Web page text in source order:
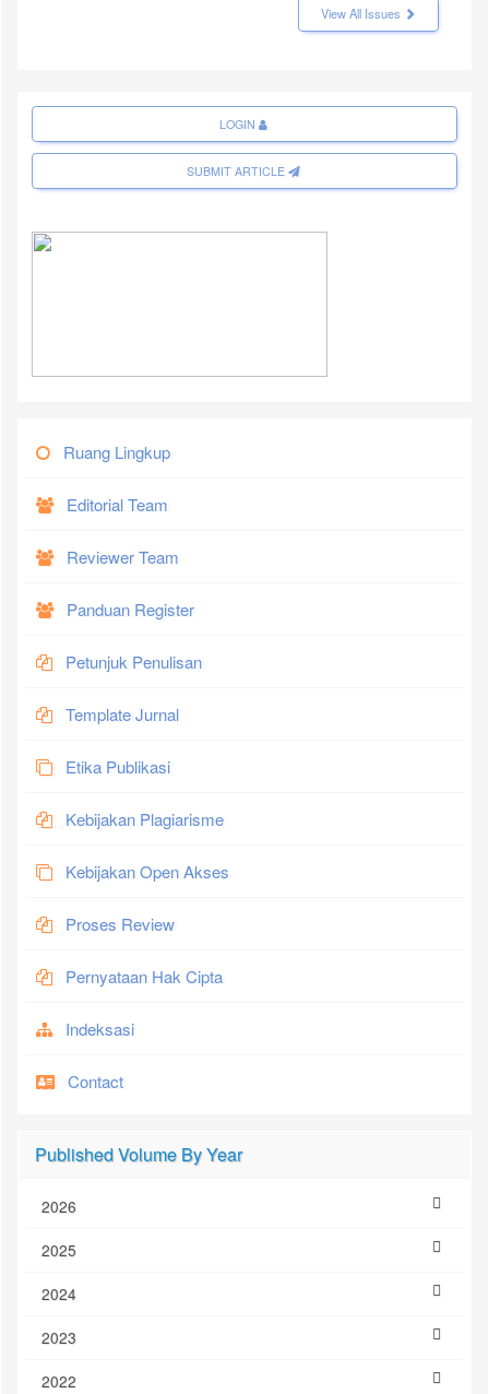
View All Issues
LOGIN
SUBMIT ARTICLE
Ruang Lingkup
Editorial Team
Reviewer Team
Panduan Register
Petunjuk Penulisan
Template Jurnal
Etika Publikasi
Kebijakan Plagiarisme
Kebijakan Open Akses
Proses Review
Pernyataan Hak Cipta
Indeksasi
Contact
Published Volume By Year
2026
2025
2024
2023
2022